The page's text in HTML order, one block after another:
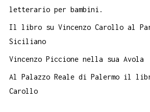
letterario per bambini.
Il libro su Vincenzo Carollo al
Siciliano
Vincenzo Piccione nella sua Avola
Al Palazzo Reale di Palermo il
Carollo